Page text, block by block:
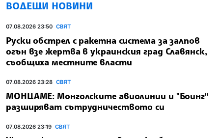
ВОДЕЩИ НОВИНИ
07.08.2026 23:50 СВЯТ
Руски обстрел с ракетна система за залпов
огън взе жертва в украинския град Славянск,
съобщиха местните власти
07.08.2026 23:28 СВЯТ
МОНЦАМЕ: Монголските авиолинии и "Боинг“
разширяват сътрудничеството си
07.08.2026 23:19 СВЯТ